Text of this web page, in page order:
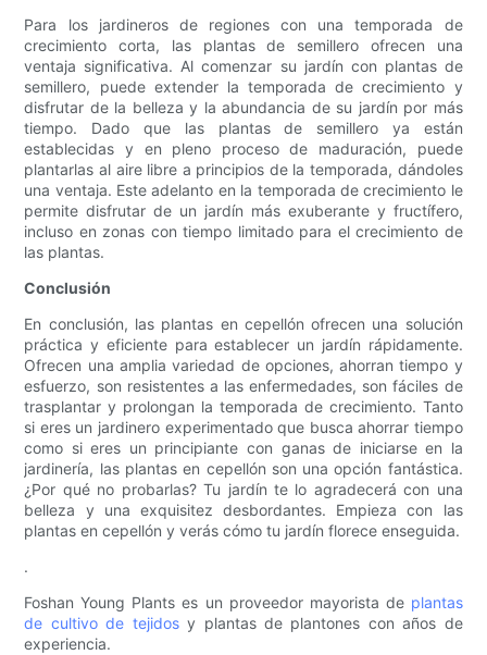
Para los jardineros de regiones con una temporada de
crecimiento corta, las plantas de semillero ofrecen una
ventaja significativa. Al comenzar su jardín con plantas de
semillero, puede extender la temporada de crecimiento y
disfrutar de la belleza y la abundancia de su jardín por más
tiempo. Dado que las plantas de semillero ya están
establecidas y en pleno proceso de maduración, puede
plantarlas al aire libre a principios de la temporada, dándoles
una ventaja. Este adelanto en la temporada de crecimiento le
permite disfrutar de un jardín más exuberante y fructífero,
incluso en zonas con tiempo limitado para el crecimiento de
las plantas.
Conclusión
En conclusión, las plantas en cepellón ofrecen una solución
práctica y eficiente para establecer un jardín rápidamente.
Ofrecen una amplia variedad de opciones, ahorran tiempo y
esfuerzo, son resistentes a las enfermedades, son fáciles de
trasplantar y prolongan la temporada de crecimiento. Tanto
si eres un jardinero experimentado que busca ahorrar tiempo
como si eres un principiante con ganas de iniciarse en la
jardinería, las plantas en cepellón son una opción fantástica.
¿Por qué no probarlas? Tu jardín te lo agradecerá con una
belleza y una exquisitez desbordantes. Empieza con las
plantas en cepellón y verás cómo tu jardín florece enseguida.
.
Foshan Young Plants es un proveedor mayorista de plantas
de cultivo de tejidosy plantas de plantones con años de
experiencia.